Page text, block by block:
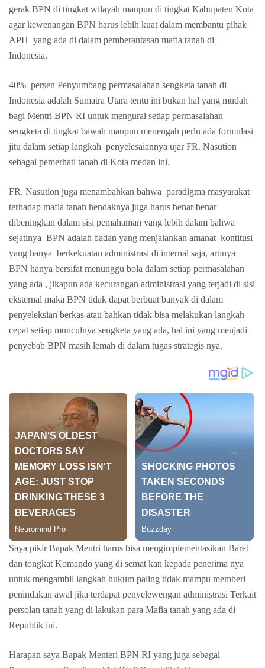
gerak BPN di tingkat wilayah maupun di tingkat Kabupaten Kota
agar kewenangan BPN harus lebih kuat dalam membantu pihak
APH yang ada di dalam pemberantasan mafia tanah di
Indonesia.
40% persen Penyumbang permasalahan sengketa tanah di
Indonesia adalah Sumatra Utara tentu ini bukan hal yang mudah
bagi Mentri BPN RI untuk mengurai setiap permasalahan
sengketa di tingkat bawah maupun menengah perlu ada formulasi
jitu dalam setiap langkah penyelesaiannya ujar FR. Nasution
sebagai pemerhati tanah di Kota medan ini.
FR. Nasution juga menambahkan bahwa paradigma masyarakat
terhadap mafia tanah hendaknya juga harus benar benar
dibeningkan dalam sisi pemahaman yang lebih dalam bahwa
sejatinya BPN adalah badan yang menjalankan amanat kontitusi
yang hanya berkekuatan administrasi di internal saja, artinya
BPN hanya bersifat menunggu bola dalam setiap permasalahan
yang ada , jikapun ada kecurangan administrasi yang terjadi di sisi
eksternal maka BPN tidak dapat berbuat banyak di dalam
penyeleksian berkas atau bahkan tidak bisa melakukan langkah
cepat setiap munculnya sengketa yang ada, hal ini yang menjadi
penyebab BPN masih lemah di dalam tugas strategis nya.
Saya pikir Bapak Mentri harus bisa mengimplementasikan Baret
dan tongkat Komando yang di semat kan kepada penerima nya
untuk mengambil langkah hukum paling tidak mampu memberi
penindakan awal jika terdapat penyelewengan administrasi Terkait
persolan tanah yang di lakukan para Mafia tanah yang ada di
Republik ini.
Harapan saya Bapak Menteri BPN RI yang juga sebagai